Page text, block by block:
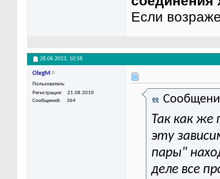
Если
28.06.2023, 10:58
OlegM
Пользователь
Регистрация
21.08.2010
Сообщений
364
Так как
эту
пары"
деле все